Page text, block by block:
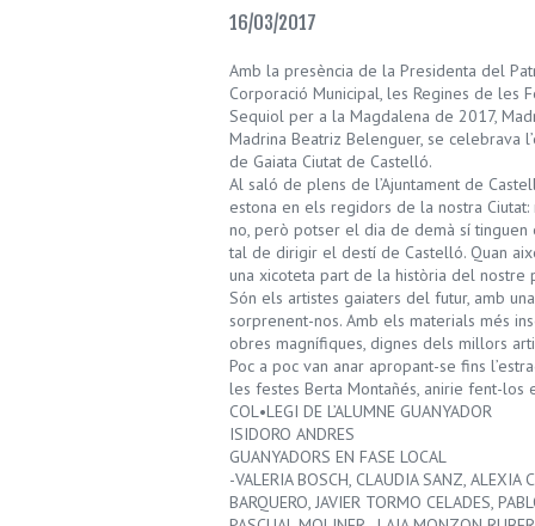
16/03/2017
Amb la presència de la Presidenta del
Corporació Municipal, les Regines de les
Sequiol per a la Magdalena de 2017,
Madrina Beatriz Belenguer, se celebrava
de Gaiata Ciutat de Castelló.
Al saló de plens de l’Ajuntament de
estona en els regidors de la nostra
no, però potser el dia de demà sí tinguen
tal de dirigir el destí de Castelló. Quan
una xicoteta part de la història del nostre
Són els artistes gaiaters del futur, amb
sorprenent-nos. Amb els materials més
obres magnífiques, dignes dels millors
Poc a poc van anar apropant-se fins
les festes Berta Montañés, anirie fent-los
COL•LEGI DE L’ALUMNE GUANYADOR
ISIDORO ANDRES
GUANYADORS EN FASE LOCAL
-VALERIA BOSCH, CLAUDIA SANZ, ALEXIA
BARQUERO, JAVIER TORMO CELADES,